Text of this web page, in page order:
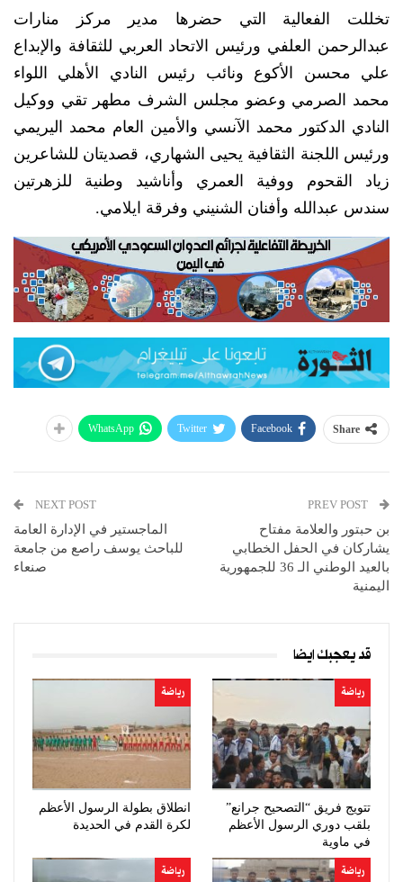
تخللت الفعالية التي حضرها مدير مركز منارات
عبدالرحمن العلفي ورئيس الاتحاد العربي للثقافة والإبداع
علي محسن الأكوع ونائب رئيس النادي الأهلي اللواء
محمد الصرمي وعضو مجلس الشرف مطهر تقي ووكيل
النادي الدكتور محمد الآنسي والأمين العام محمد اليريمي
ورئيس اللجنة الثقافية يحيى الشهاري، قصديتان للشاعرين
زياد القحوم ووفية العمري وأناشيد وطنية للزهرتين
سندس عبدالله وأفنان الشنيني وفرقة ايلامي.
Share
Facebook
Twitter
WhatsApp
بن حبتور والعلامة مفتاح
يشاركان في الحفل الخطابي
بالعيد الوطني الـ 36 للجمهورية
اليمنية
NEXT POST
الماجستير في الإدارة العامة
للباحث يوسف راصع من جامعة
صنعاء
قد يعجبك ايضا
رياضة
تتويج فريق “التصحيح جرانع”
بلقب دوري الرسول الأعظم
في ماوية
رياضة
انطلاق بطولة الرسول الأعظم
لكرة القدم في الحديدة
رياضة رياضة